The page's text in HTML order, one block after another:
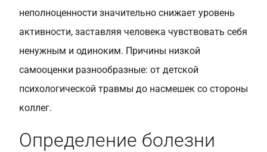
неполноценности значительно снижает уровень
активности, заставляя человека чувствовать себя
ненужным и одиноким. Причины низкой
самооценки разнообразные: от детской
психологической травмы до насмешек со стороны
коллег.
Определение болезни